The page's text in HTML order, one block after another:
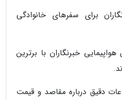
برای سفرهای خانوادگی
خبرنگاران با برترین
دقیق درباره مقاصد و قیمت